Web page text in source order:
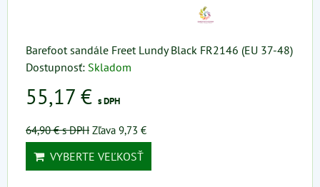
Barefoot sandále Freet Lundy Black FR2146 (EU 37-48)
Dostupnosť: Skladom
55,17 € s DPH
64,90 €s DPH Zľava 9,73 €
VYBERTE VEĽKOSŤ